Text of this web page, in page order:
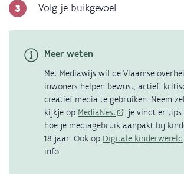
Volg je buikgevoel.
Meer weten
Met Mediawijs wil de Vlaamse
inwoners helpen bewust, actief,
creatief media te gebruiken. Neem
kijkje op MediaNest
: je vindt er tips
hoe je mediagebruik aanpakt bij
18 jaar. Ook op Digitale kinderwereld
info.